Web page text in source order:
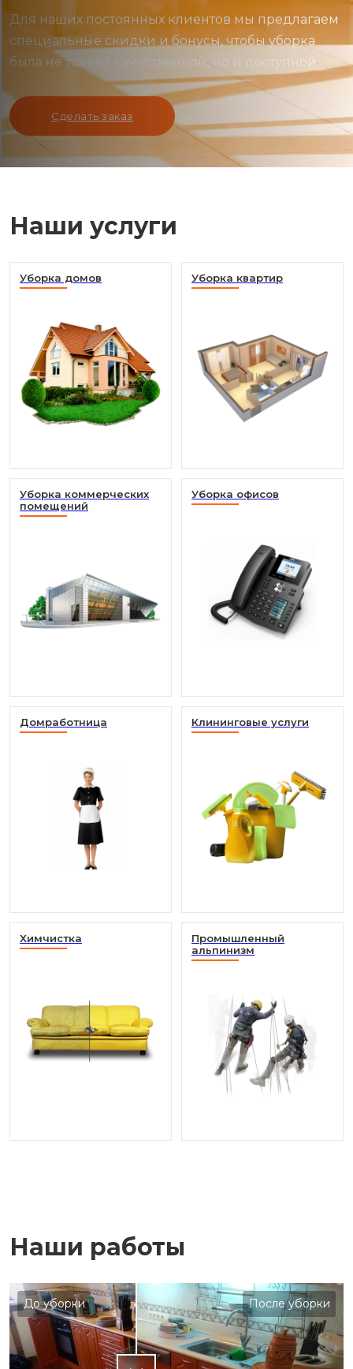
Для наших постоянных клиентов мы предлагаем
специальные скидки и бонусы, чтобы уборка
была не только качественной, но и доступной.
Сделать заказ
Наши услуги
Уборка домов Уборка квартир
Уборка коммерческих
помещений
Уборка офисов
Домработница Клининговые услуги
Химчистка
Промышленный
альпинизм
Наши работы
До уборки После уборки